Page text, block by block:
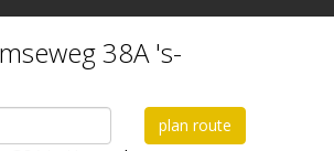
38A 's-
plan route